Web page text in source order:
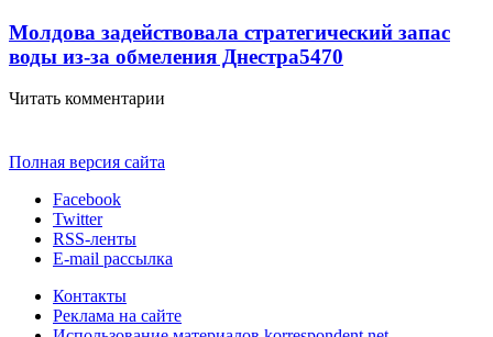
Молдова задействовала стратегический запас
воды из-за обмеления Днестра5470
Читать комментарии
Полная версия сайта
Facebook
Twitter
RSS-ленты
E-mail рассылка
Контакты
Реклама на сайте